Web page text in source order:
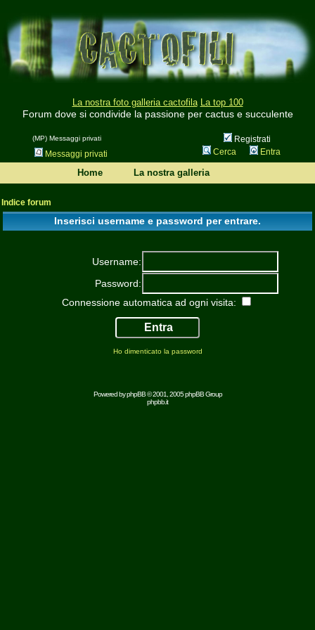
La nostra foto galleria cactofila La top 100
Forum dove si condivide la passione per cactus e succulente
(MP) Messaggi privati
Registrati
Messaggi privati
Cerca Entra
Home La nostra galleria
Indice forum
Inserisci username e password per entrare.
Username:
Password:
Connessione automatica ad ogni visita:
Ho dimenticato la password
Powered byphpBB© 2001, 2005 phpBB Group
phpbb.it